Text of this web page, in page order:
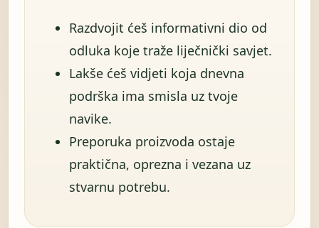
Razdvojit ćeš informativni dio od
odluka koje traže liječnički savjet.
Lakše ćeš vidjeti koja dnevna
podrška ima smisla uz tvoje
navike.
Preporuka proizvoda ostaje
praktična, oprezna i vezana uz
stvarnu potrebu.